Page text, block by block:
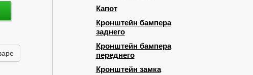
Капот
Кронштейн бампера
заднего
Кронштейн бампера
переднего
Кронштейн замка